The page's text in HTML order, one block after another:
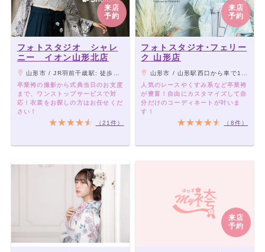
来店
予約
フォトスタジオ シャレ
ニー イオン山形北店
山形市 / JR羽前千歳駅: 徒歩約18分
卒業袴の撮影から式典当日のお支度
まで、ワンストップサービスで対
応！衣裳をお探しの方はお任せくだ
さい！
（21件）
来店
予約
フォトスタジオ･フェリー
ク 山形店
山形市 / 山形駅西口から車で15分。山形南イオンすぐそば。
人気のレースやくすみ系など卒業袴
が豊富！自由にカスタマイズして自
分だけのコーディネートが叶いま
す！
（8件）
来店
予約